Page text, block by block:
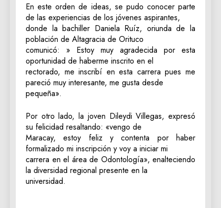
En este orden de ideas, se pudo conocer parte
de las experiencias de los jóvenes aspirantes,
donde la bachiller Daniela Ruíz, oriunda de la
población de Altagracia de Orituco
comunicó: » Estoy muy agradecida por esta
oportunidad de haberme inscrito en el
rectorado, me inscribí en esta carrera pues me
pareció muy interesante, me gusta desde
pequeña».
Por otro lado, la joven Dileydi Villegas, expresó
su felicidad resaltando: «vengo de
Maracay, estoy feliz y contenta por haber
formalizado mi inscripción y voy a iniciar mi
carrera en el área de Odontología», enalteciendo
la diversidad regional presente en la
universidad.